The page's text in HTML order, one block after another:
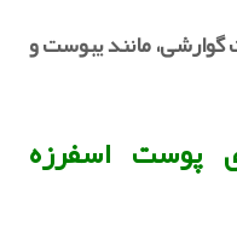
مانند یبوست و
پوست اسفرزه